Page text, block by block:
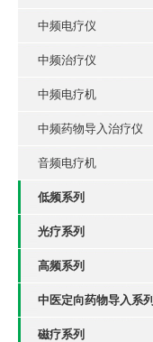
中频电疗仪
中频治疗仪
中频电疗机
中频药物导入治疗仪
音频电疗机
低频系列
光疗系列
高频系列
中医定向药物导入系列
磁疗系列